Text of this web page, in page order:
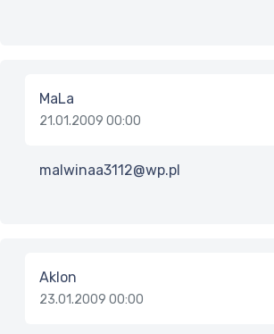
MaLa
21.01.2009 00:00
malwinaa3112@wp.pl
Aklon
23.01.2009 00:00